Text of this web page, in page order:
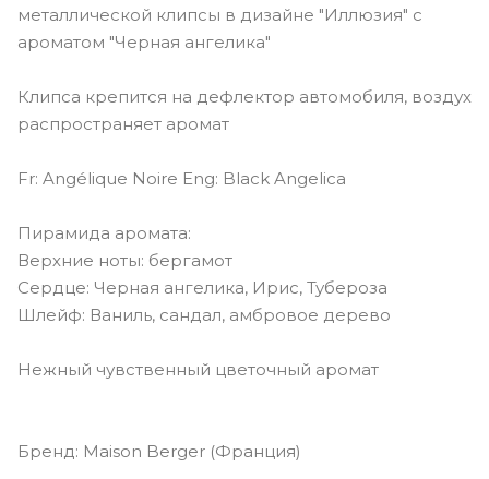
металлической клипсы в дизайне "Иллюзия" с
ароматом "Черная ангелика"
Клипса крепится на дефлектор автомобиля, воздух
распространяет аромат
Fr: Angélique Noire Eng: Black Angelica
Пирамида аромата:
Верхние ноты: бергамот
Сердце: Черная ангелика, Ирис, Тубероза
Шлейф: Ваниль, сандал, амбровое дерево
Нежный чувственный цветочный аромат
Бренд: Maison Berger (Франция)